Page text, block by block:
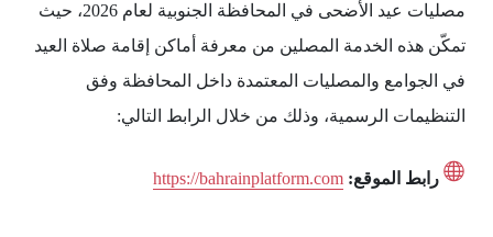
مصليات عيد الأضحى في المحافظة الجنوبية لعام 2026، حيث
تمكّن هذه الخدمة المصلين من معرفة أماكن إقامة صلاة العيد
في الجوامع والمصليات المعتمدة داخل المحافظة وفق
التنظيمات الرسمية، وذلك من خلال الرابط التالي:
رابط الموقع: https://bahrainplatform.com